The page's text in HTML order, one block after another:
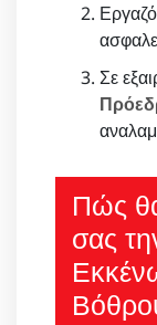
Σε
Πώς
σας